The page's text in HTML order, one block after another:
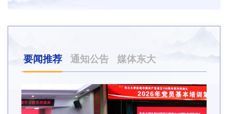
要闻推荐 通知公告 媒体东大